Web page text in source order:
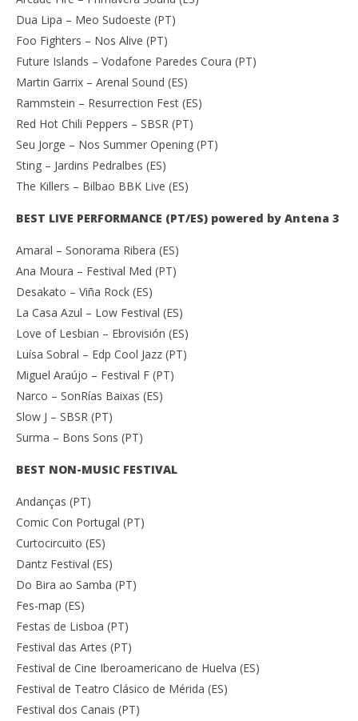
Dua Lipa – Meo Sudoeste (PT)
Foo Fighters – Nos Alive (PT)
Future Islands – Vodafone Paredes Coura (PT)
Martin Garrix – Arenal Sound (ES)
Rammstein – Resurrection Fest (ES)
Red Hot Chili Peppers – SBSR (PT)
Seu Jorge – Nos Summer Opening (PT)
Sting – Jardins Pedralbes (ES)
The Killers – Bilbao BBK Live (ES)
BEST LIVE PERFORMANCE (PT/ES) powered by Antena 3
Amaral – Sonorama Ribera (ES)
Ana Moura – Festival Med (PT)
Desakato – Viña Rock (ES)
La Casa Azul – Low Festival (ES)
Love of Lesbian – Ebrovisión (ES)
Luísa Sobral – Edp Cool Jazz (PT)
Miguel Araújo – Festival F (PT)
Narco – SonRías Baixas (ES)
Slow J – SBSR (PT)
Surma – Bons Sons (PT)
BEST NON-MUSIC FESTIVAL
Andanças (PT)
Comic Con Portugal (PT)
Curtocircuito (ES)
Dantz Festival (ES)
Do Bira ao Samba (PT)
Fes-map (ES)
Festas de Lisboa (PT)
Festival das Artes (PT)
Festival de Cine Iberoamericano de Huelva (ES)
Festival de Teatro Clásico de Mérida (ES)
Festival dos Canais (PT)